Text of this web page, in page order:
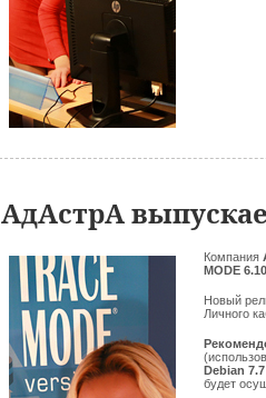
АдАстрА
Компания
MODE
Новый
Личного
Debian 7.7
будет